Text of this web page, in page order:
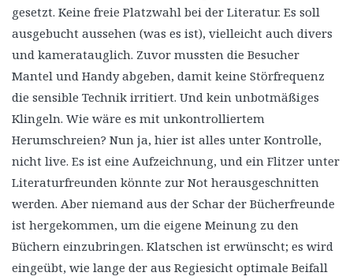
gesetzt. Keine freie Platzwahl bei der Literatur. Es soll
ausgebucht aussehen (was es ist), vielleicht auch divers
und kameratauglich. Zuvor mussten die Besucher
Mantel und Handy abgeben, damit keine Störfrequenz
die sensible Technik irritiert. Und kein unbotmäßiges
Klingeln. Wie wäre es mit unkontrolliertem
Herumschreien? Nun ja, hier ist alles unter Kontrolle,
nicht live. Es ist eine Aufzeichnung, und ein Flitzer unter
Literaturfreunden könnte zur Not herausgeschnitten
werden. Aber niemand aus der Schar der Bücherfreunde
ist hergekommen, um die eigene Meinung zu den
Büchern einzubringen. Klatschen ist erwünscht; es wird
eingeübt, wie lange der aus Regiesicht optimale Beifall